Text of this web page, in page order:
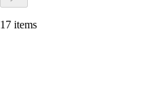
17 items